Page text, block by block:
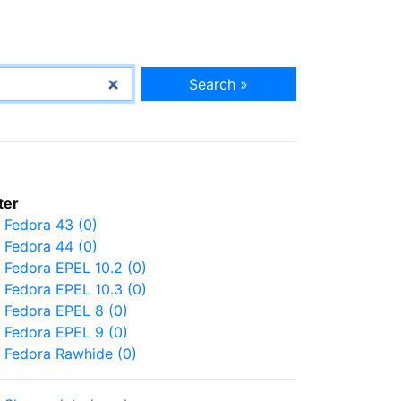
Search »
Fedora 43 (0)
Fedora 44 (0)
Fedora EPEL 10.2 (0)
Fedora EPEL 10.3 (0)
Fedora EPEL 8 (0)
Fedora EPEL 9 (0)
Fedora Rawhide (0)